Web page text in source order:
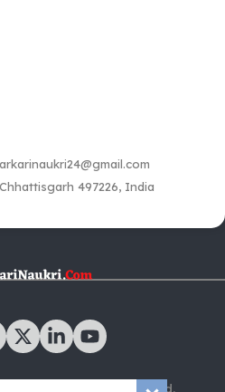
497226, India
| All rights reserved.